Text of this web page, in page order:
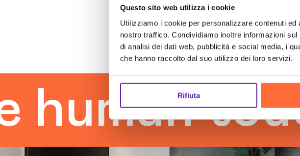
Questo sito web utilizza i cookie
Utilizziamo i cookie per personalizzare contenuti
nostro traffico. Condividiamo inoltre informazioni
di analisi dei dati web, pubblicità e social media, i
che hanno raccolto dal suo utilizzo dei loro servizi.
Rifiuta
touch